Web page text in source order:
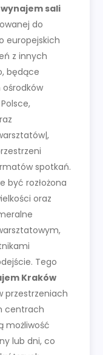
wynajem sali
do
europejskich
z innych
będące
spotkań.
być rozłożona
oraz
Tego
Kraków
przestrzeniach
centrach
możliwość
lub dni, co